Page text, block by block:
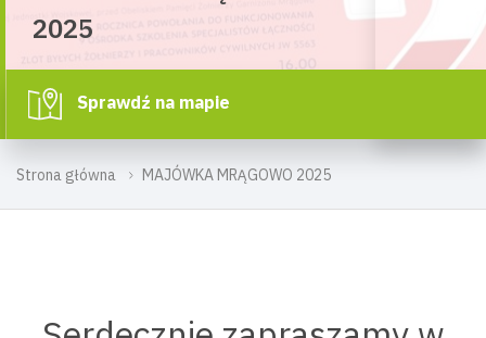
Strona główna MAJÓWKA MRĄGOWO 2025
2025
Sprawdź na mapie